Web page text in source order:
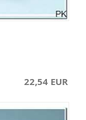
22,54 EUR